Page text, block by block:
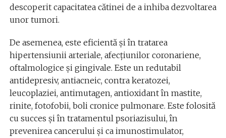
descoperit capacitatea cătinei de a inhiba dezvoltarea
unor tumori.
De asemenea, este eficientă şi în tratarea
hipertensiunii arteriale, afecţiunilor coronariene,
oftalmologice şi gingivale. Este un redutabil
antidepresiv, antiacneic, contra keratozei,
leucoplaziei, antimutagen, antioxidant în mastite,
rinite, fotofobii, boli cronice pulmonare. Este folosită
cu succes şi în tratamentul psoriazisului, în
prevenirea cancerului şi ca imunostimulator,